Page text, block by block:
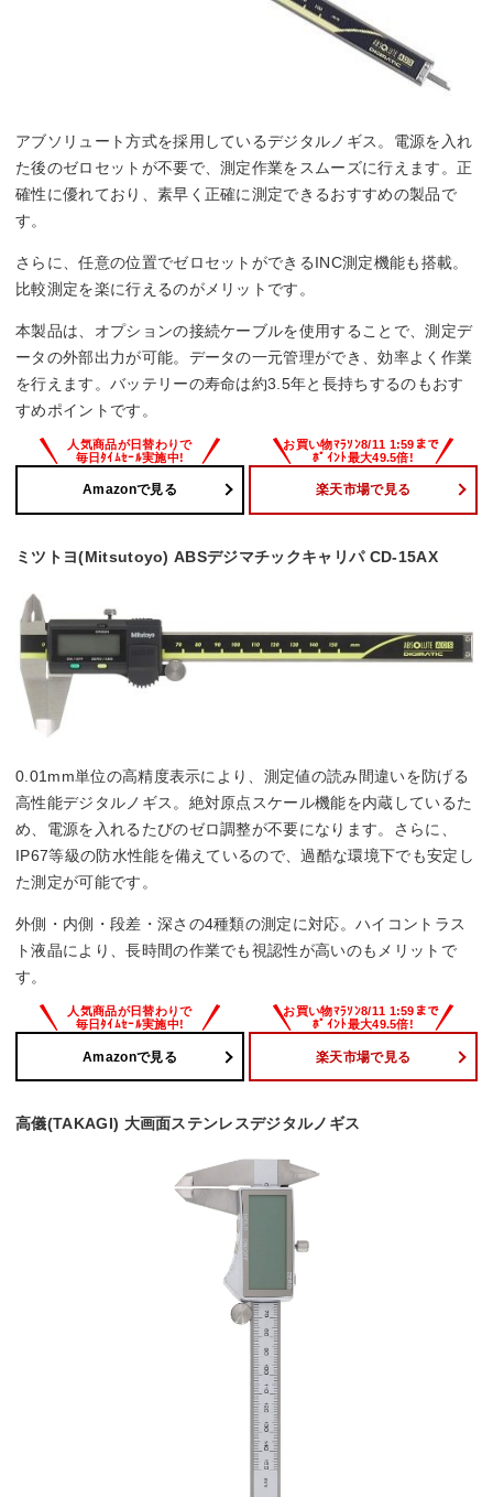
アブソリュート方式を採用しているデジタルノギス。電源を入れ
た後のゼロセットが不要で、測定作業をスムーズに行えます。正
確性に優れており、素早く正確に測定できるおすすめの製品で
す。
さらに、任意の位置でゼロセットができるINC測定機能も搭載。
比較測定を楽に行えるのがメリットです。
本製品は、オプションの接続ケーブルを使用することで、測定デ
ータの外部出力が可能。データの一元管理ができ、効率よく作業
を行えます。バッテリーの寿命は約3.5年と長持ちするのもおす
すめポイントです。
Amazonで見る 楽天市場で見る
ミツトヨ(Mitsutoyo) ABSデジマチックキャリパ CD-15AX
0.01mm単位の高精度表示により、測定値の読み間違いを防げる
高性能デジタルノギス。絶対原点スケール機能を内蔵しているた
め、電源を入れるたびのゼロ調整が不要になります。さらに、
IP67等級の防水性能を備えているので、過酷な環境下でも安定し
た測定が可能です。
外側・内側・段差・深さの4種類の測定に対応。ハイコントラス
ト液晶により、長時間の作業でも視認性が高いのもメリットで
す。
Amazonで見る 楽天市場で見る
高儀(TAKAGI) 大画面ステンレスデジタルノギス